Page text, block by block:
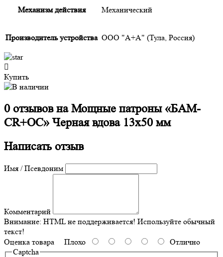
Механизм действия Механический
Производитель устройства ООО "А+А" (Тула, Россия)
Купить
0 отзывов наМощные патроны «БАМ-
CR+ОС» Черная вдова 13х50 мм
Написать отзыв
Имя / Псевдоним
Комментарий
Внимание: HTML не поддерживается! Используйте обычный
текст!
Оценка товара Плохо
Отлично
Captcha